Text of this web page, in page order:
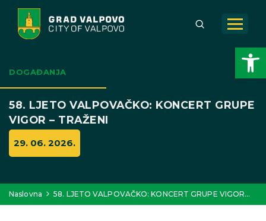
Open toolbar
DOGAĐANJA
58. LJETO VALPOVAČKO: KONCERT GRUPE
VIGOR – TRAŽENI
29. 06. 2026.
Naslovna 58. LJETO VALPOVAČKO: KONCERT GRUPE VIGOR…